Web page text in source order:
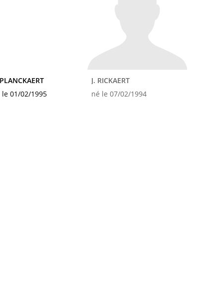
le 01/02/1995
J. RICKAERT
né le 07/02/1994